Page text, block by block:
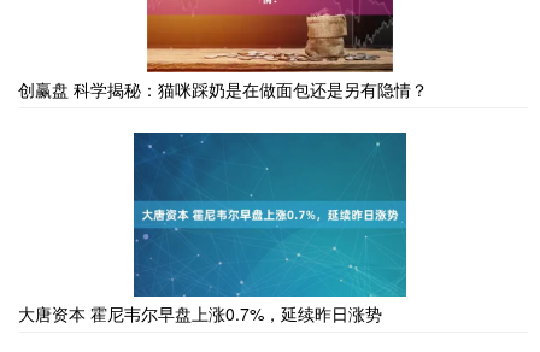
创赢盘 科学揭秘：猫咪踩奶是在做面包还是另有隐情？
大唐资本 霍尼韦尔早盘上涨0.7%，延续昨日涨势